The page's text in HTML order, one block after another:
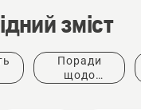
зміст
Поради
щодо